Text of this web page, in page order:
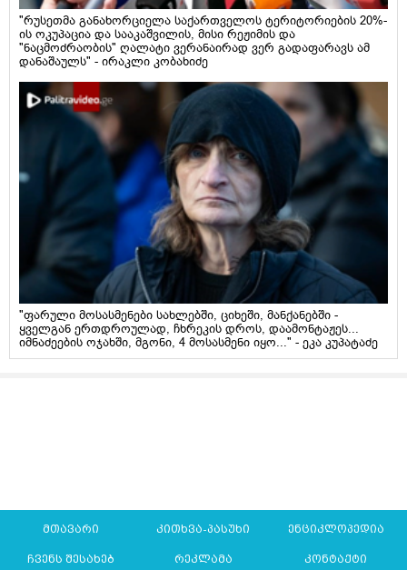
"რუსეთმა განახორციელა საქართველოს ტერიტორიების 20%-
ის ოკუპაცია და სააკაშვილის, მისი რეჟიმის და
"ნაცმოძრაობის" ღალატი ვერანაირად ვერ გადაფარავს ამ
დანაშაულს" - ირაკლი კობახიძე
"ფარული მოსასმენები სახლებში, ციხეში, მანქანებში -
ყველგან ერთდროულად, ჩხრეკის დროს, დაამონტაჟეს...
იმნაძეების ოჯახში, მგონი, 4 მოსასმენი იყო..." - ეკა კუპატაძე
მთავარი კითხვა-პასუხი ენციკლოპედია
ჩვენს შესახებ რეკლამა კონტაქტი